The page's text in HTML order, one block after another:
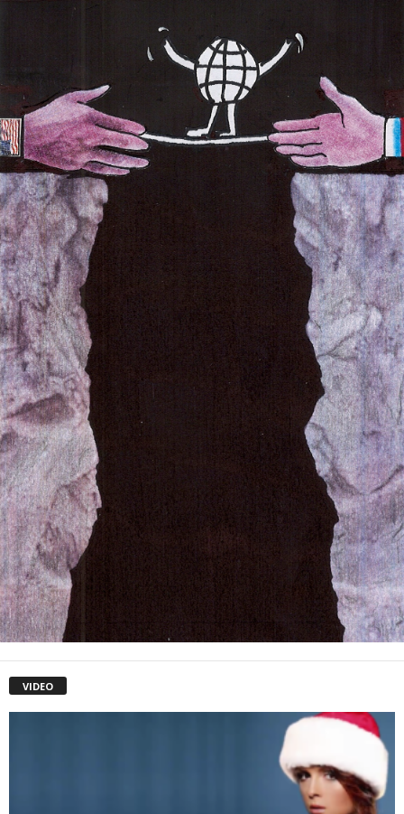
VIDEO